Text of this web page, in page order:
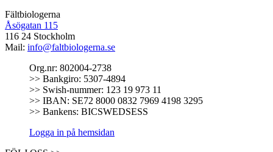
Fältbiologerna
Åsögatan 115
116 24 Stockholm
Mail: info@faltbiologerna.se
Org.nr: 802004-2738
>> Bankgiro: 5307-4894
>> Swish-nummer: 123 19 973 11
>> IBAN: SE72 8000 0832 7969 4198 3295
>> Bankens: BICSWEDSESS
Logga in på hemsidan